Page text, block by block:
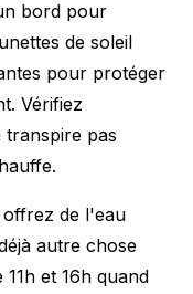
bord pour
de soleil
pour protéger
Vérifiez
transpire pas
de l'eau
autre chose
et 16h quand